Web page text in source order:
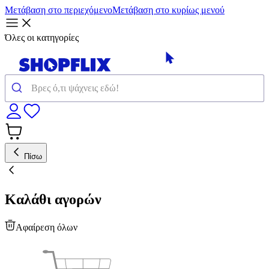
Μετάβαση στο περιεχόμενοΜετάβαση στο κυρίως μενού
Όλες οι κατηγορίες
Πίσω
Καλάθι αγορών
Αφαίρεση όλων